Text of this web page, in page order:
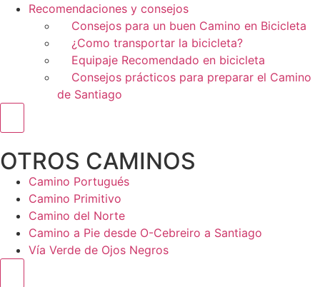
Recomendaciones y consejos
Consejos para un buen Camino en Bicicleta
¿Como transportar la bicicleta?
Equipaje Recomendado en bicicleta
Consejos prácticos para preparar el Camino
de Santiago
OTROS CAMINOS
Camino Portugués
Camino Primitivo
Camino del Norte
Camino a Pie desde O-Cebreiro a Santiago
Vía Verde de Ojos Negros